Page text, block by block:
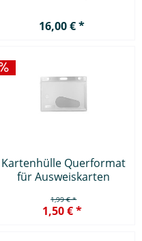
16,00 € *
Kartenhülle Querformat
für Ausweiskarten
1,99 € *
1,50 € *